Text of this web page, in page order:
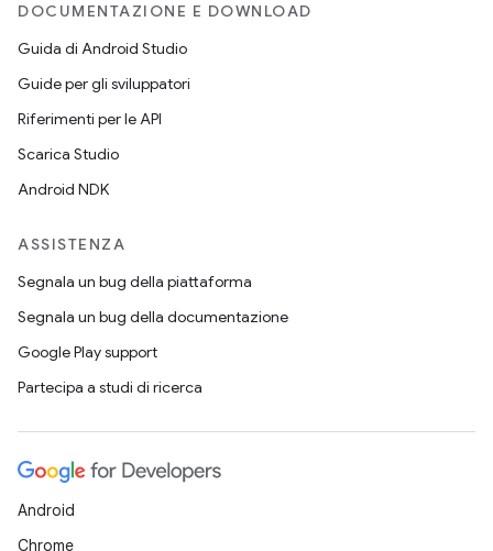
DOCUMENTAZIONE E DOWNLOAD
Guida di Android Studio
Guide per gli sviluppatori
Riferimenti per le API
Scarica Studio
Android NDK
ASSISTENZA
Segnala un bug della piattaforma
Segnala un bug della documentazione
Google Play support
Partecipa a studi di ricerca
Android
Chrome